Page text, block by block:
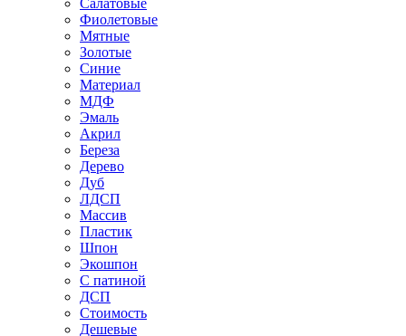
Салатовые
Фиолетовые
Мятные
Золотые
Синие
Материал
МДФ
Эмаль
Акрил
Береза
Дерево
Дуб
ЛДСП
Массив
Пластик
Шпон
Экошпон
С патиной
ДСП
Стоимость
Дешевые